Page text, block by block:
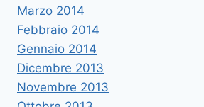
Marzo 2014
Febbraio 2014
Gennaio 2014
Dicembre 2013
Novembre 2013